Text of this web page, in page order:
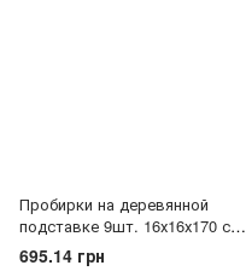
Пробирки на деревянной
подставке 9шт. 16х16х170 см.
натуральный
695.14 грн